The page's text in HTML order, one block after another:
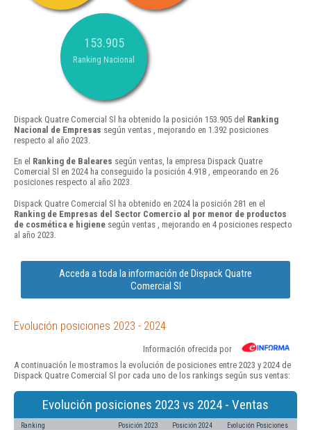
153.905
Ranking Nacional
Dispack Quatre Comercial Sl ha obtenido la posición 153.905 del Ranking
Nacional de Empresas según ventas , mejorando en 1.392 posiciones
respecto al año 2023.
En el Ranking de Baleares según ventas, la empresa Dispack Quatre
Comercial Sl en 2024 ha conseguido la posición 4.918 , empeorando en 26
posiciones respecto al año 2023.
Dispack Quatre Comercial Sl ha obtenido en 2024 la posición 281 en el
Ranking de Empresas del Sector Comercio al por menor de productos
de cosmética e higiene según ventas , mejorando en 4 posiciones respecto
al año 2023.
Acceda a toda la información de Dispack Quatre
Comercial Sl
Evolución posiciones 2023 - 2024
Información ofrecida por
A continuación le mostramos la evolución de posiciones entre 2023 y 2024 de
Dispack Quatre Comercial Sl por cada uno de los rankings según sus ventas:
Evolución posiciones 2023 vs 2024 - Ventas
Ranking Posición 2023 Posición 2024 Evolución Posiciones